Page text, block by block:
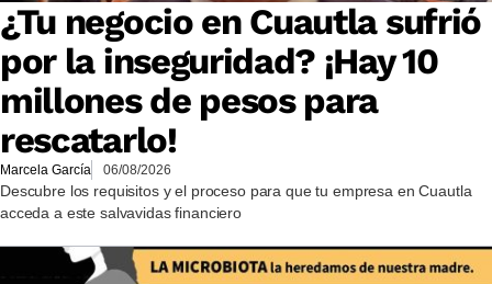
¿Tu negocio en Cuautla sufrió
por la inseguridad? ¡Hay 10
millones de pesos para
rescatarlo!
Marcela García 06/08/2026
Descubre los requisitos y el proceso para que tu empresa en Cuautla
acceda a este salvavidas financiero